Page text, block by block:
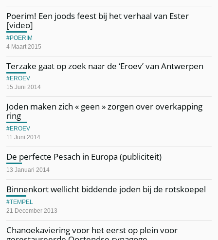
Poerim! Een joods feest bij het verhaal van Ester
[video]
4 Maart 2015
POERIM
Terzake gaat op zoek naar de ‘Eroev’ van Antwerpen
15 Juni 2014
EROEV
Joden maken zich « geen » zorgen over overkapping
ring
11 Juni 2014
EROEV
De perfecte Pesach in Europa (publiciteit)
13 Januari 2014
Binnenkort wellicht biddende joden bij de rotskoepel
21 December 2013
TEMPEL
Chanoekaviering voor het eerst op plein voor